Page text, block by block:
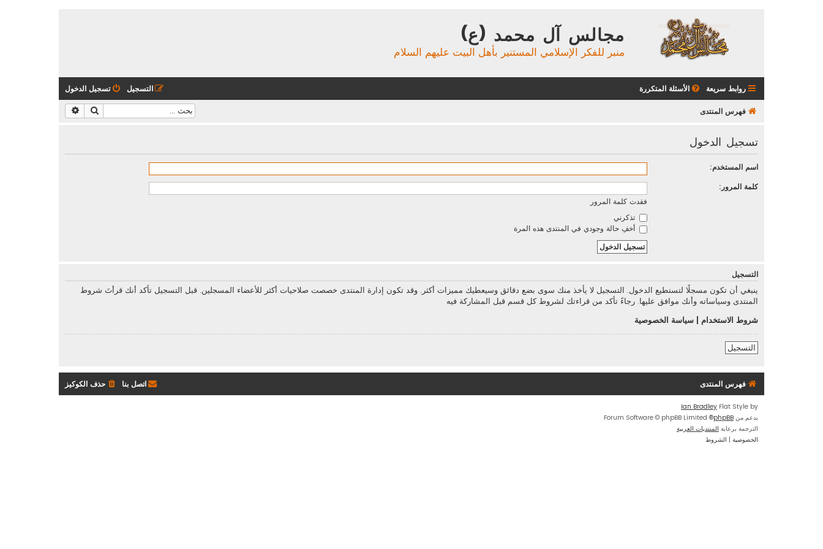
مجالس آل محمد (ع)
منبر للفكر الإسلامي المستنير بأهل البيت عليهم السلام
روابط سريعة الأسئلة المتكررة تسجيل الدخول التسجيل
فهرس المنتدى بحث
تسجيل الدخول
اسم المستخدم:
كلمة المرور:
فقدت كلمة المرور
تذكرني
أخفِ حالة وجودي في المنتدى هذه المرة
التسجيل
ينبغي أن تكون مسجلًا لتستطيع الدخول. التسجيل لا يأخذ منك سوى بضع دقائق وسيعطيك مميزات أكثر. وقد تكون إدارة المنتدى خصصت صلاحيات أكثر للأعضاء المسجلين. قبل التسجيل تأكد أنك قرأتَ شروط
المنتدى وسياساته وأنك موافق عليها. رجاءً تأكد من قراءتك لشروط كل قسم قبل المشاركة فيه
شروط الاستخدام
سياسة الخصوصية
التسجيل
فهرس المنتدى حذف الكوكيز اتصل بنا
Flat Style by
Ian Bradley
بدعم من phpBB
® Forum Software © phpBB Limited
الترجمة برعاية المنتديات العربية
الخصوصية | الشروط